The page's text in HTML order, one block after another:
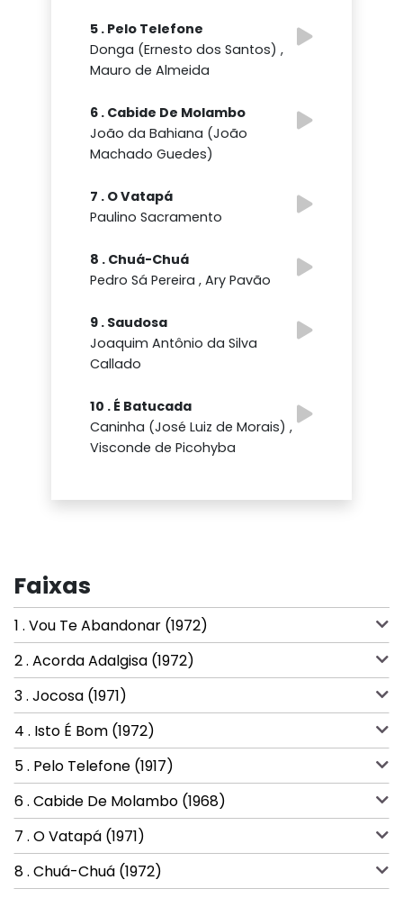
5 . Pelo Telefone
Donga (Ernesto dos Santos) ,
Mauro de Almeida
6 . Cabide De Molambo
João da Bahiana (João
Machado Guedes)
7 . O Vatapá
Paulino Sacramento
8 . Chuá-Chuá
Pedro Sá Pereira , Ary Pavão
9 . Saudosa
Joaquim Antônio da Silva
Callado
10 . É Batucada
Caninha (José Luiz de Morais) ,
Visconde de Picohyba
Faixas
1 . Vou Te Abandonar (1972)
2 . Acorda Adalgisa (1972)
3 . Jocosa (1971)
4 . Isto É Bom (1972)
5 . Pelo Telefone (1917)
6 . Cabide De Molambo (1968)
7 . O Vatapá (1971)
8 . Chuá-Chuá (1972)